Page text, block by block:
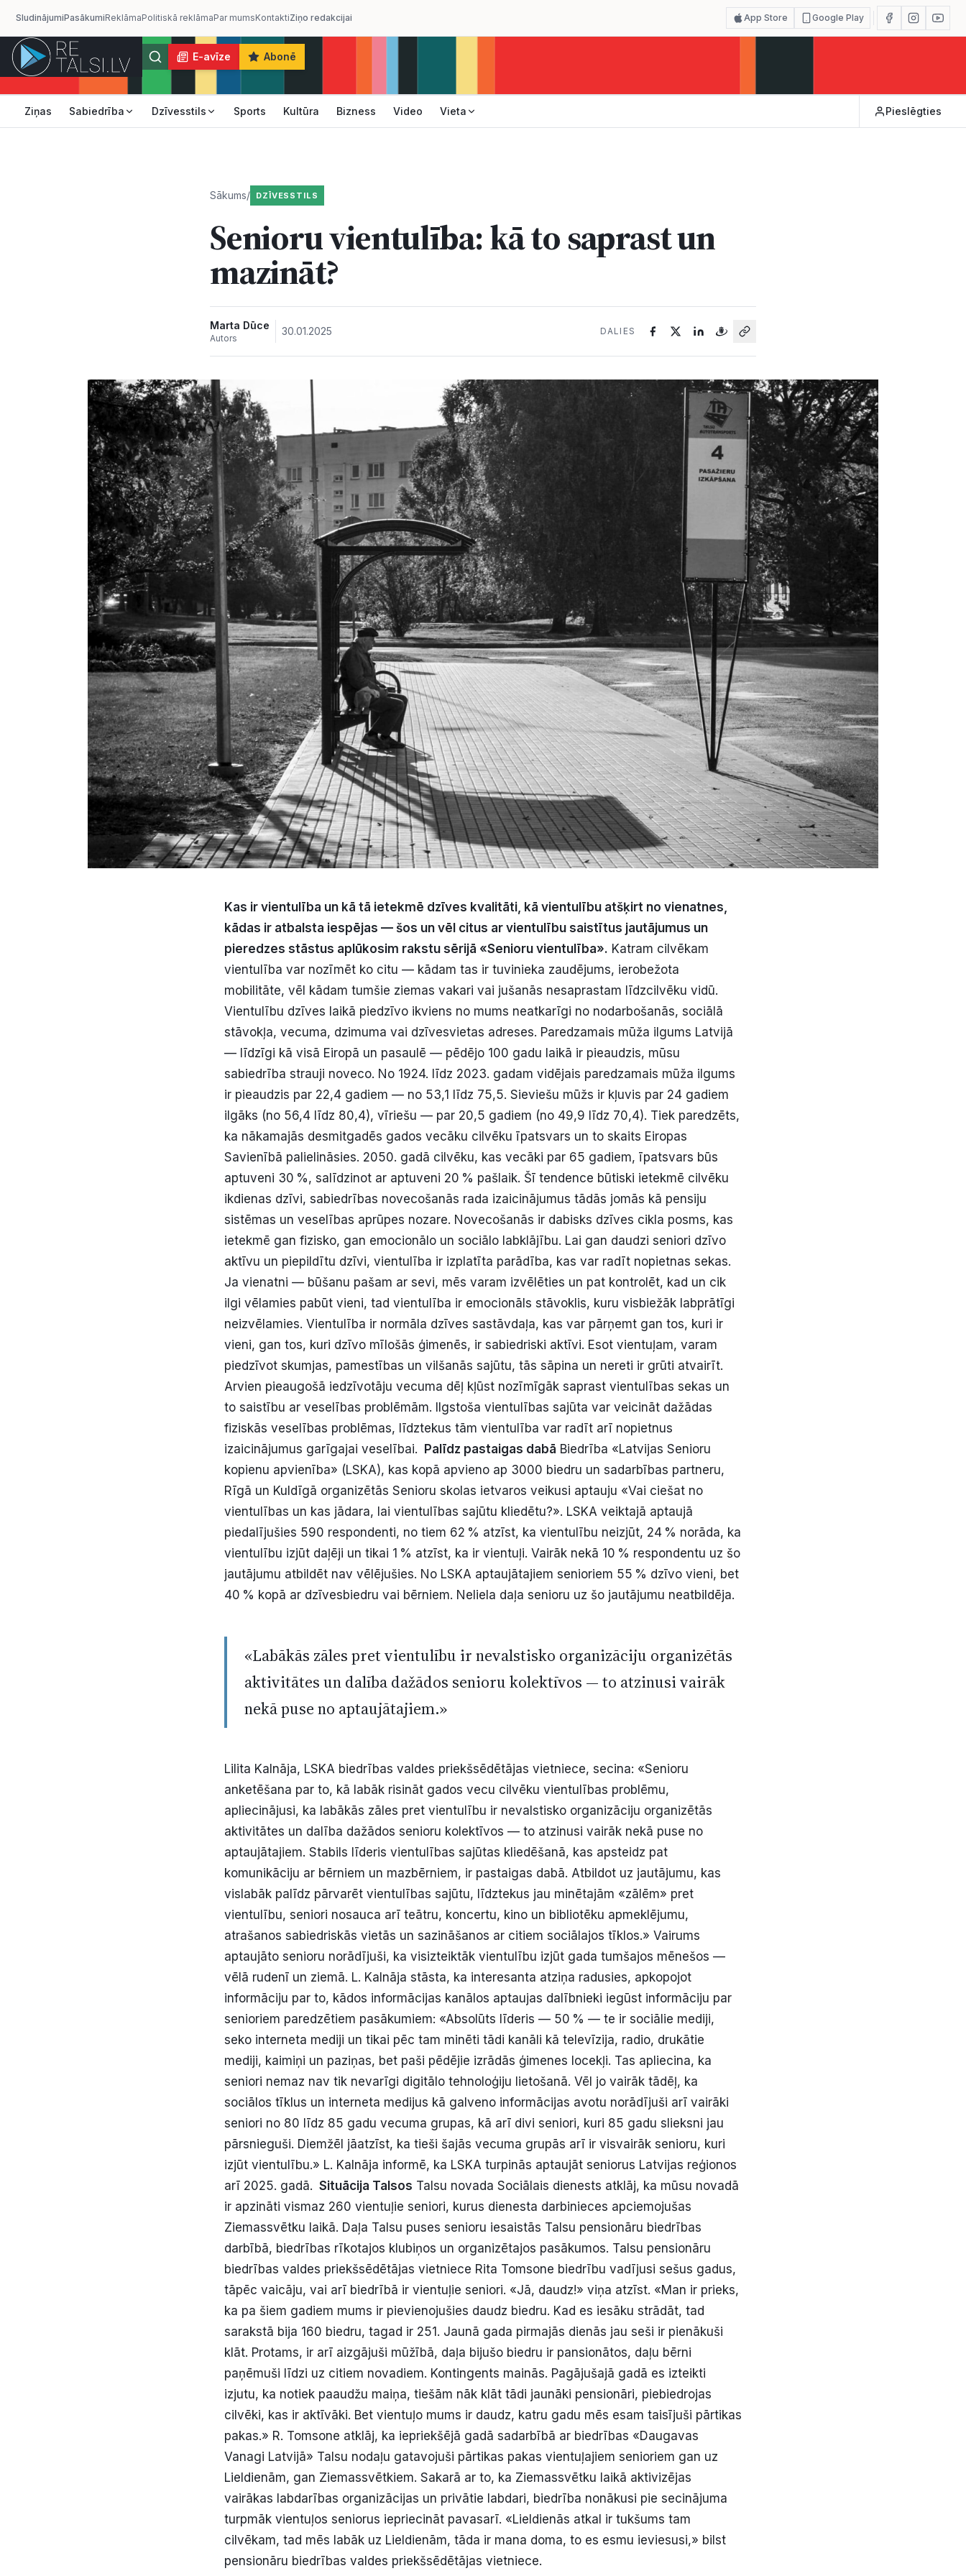
SludinājumiPasākumiReklāmaPolitiskā reklāmaPar mumsKontaktiZiņo redakcijai App Store Google Play
E-avīze Abonē
Ziņas Sabiedrība Dzīvesstils Sports Kultūra Bizness Video Vieta Pieslēgties
Sākums/ DZĪVESSTILS
Senioru vientulība: kā to saprast un
mazināt?
Marta Dūce
Autors
30.01.2025 DALIES
Kas ir vientulība un kā tā ietekmē dzīves kvalitāti, kā vientulību atšķirt no vienatnes,
kādas ir atbalsta iespējas — šos un vēl citus ar vientulību saistītus jautājumus un
pieredzes stāstus aplūkosim rakstu sērijā «Senioru vientulība». Katram cilvēkam
vientulība var nozīmēt ko citu — kādam tas ir tuvinieka zaudējums, ierobežota
mobilitāte, vēl kādam tumšie ziemas vakari vai jušanās nesaprastam līdzcilvēku vidū.
Vientulību dzīves laikā piedzīvo ikviens no mums neatkarīgi no nodarbošanās, sociālā
stāvokļa, vecuma, dzimuma vai dzīvesvietas adreses. Paredzamais mūža ilgums Latvijā
— līdzīgi kā visā Eiropā un pasaulē — pēdējo 100 gadu laikā ir pieaudzis, mūsu
sabiedrība strauji noveco. No 1924. līdz 2023. gadam vidējais paredzamais mūža ilgums
ir pieaudzis par 22,4 gadiem — no 53,1 līdz 75,5. Sieviešu mūžs ir kļuvis par 24 gadiem
ilgāks (no 56,4 līdz 80,4), vīriešu — par 20,5 gadiem (no 49,9 līdz 70,4). Tiek paredzēts,
ka nākamajās desmitgadēs gados vecāku cilvēku īpatsvars un to skaits Eiropas
Savienībā palielināsies. 2050. gadā cilvēku, kas vecāki par 65 gadiem, īpatsvars būs
aptuveni 30 %, salīdzinot ar aptuveni 20 % pašlaik. Šī tendence būtiski ietekmē cilvēku
ikdienas dzīvi, sabiedrības novecošanās rada izaicinājumus tādās jomās kā pensiju
sistēmas un veselības aprūpes nozare. Novecošanās ir dabisks dzīves cikla posms, kas
ietekmē gan fizisko, gan emocionālo un sociālo labklājību. Lai gan daudzi seniori dzīvo
aktīvu un piepildītu dzīvi, vientulība ir izplatīta parādība, kas var radīt nopietnas sekas.
Ja vienatni — būšanu pašam ar sevi, mēs varam izvēlēties un pat kontrolēt, kad un cik
ilgi vēlamies pabūt vieni, tad vientulība ir emocionāls stāvoklis, kuru visbiežāk labprātīgi
neizvēlamies. Vientulība ir normāla dzīves sastāvdaļa, kas var pārņemt gan tos, kuri ir
vieni, gan tos, kuri dzīvo mīlošās ģimenēs, ir sabiedriski aktīvi. Esot vientuļam, varam
piedzīvot skumjas, pamestības un vilšanās sajūtu, tās sāpina un nereti ir grūti atvairīt.
Arvien pieaugošā iedzīvotāju vecuma dēļ kļūst nozīmīgāk saprast vientulības sekas un
to saistību ar veselības problēmām. Ilgstoša vientulības sajūta var veicināt dažādas
fiziskās veselības problēmas, līdztekus tām vientulība var radīt arī nopietnus
izaicinājumus garīgajai veselībai. Palīdz pastaigas dabā Biedrība «Latvijas Senioru
kopienu apvienība» (LSKA), kas kopā apvieno ap 3000 biedru un sadarbības partneru,
Rīgā un Kuldīgā organizētās Senioru skolas ietvaros veikusi aptauju «Vai ciešat no
vientulības un kas jādara, lai vientulības sajūtu kliedētu?». LSKA veiktajā aptaujā
piedalījušies 590 respondenti, no tiem 62 % atzīst, ka vientulību neizjūt, 24 % norāda, ka
vientulību izjūt daļēji un tikai 1 % atzīst, ka ir vientuļi. Vairāk nekā 10 % respondentu uz šo
jautājumu atbildēt nav vēlējušies. No LSKA aptaujātajiem senioriem 55 % dzīvo vieni, bet
40 % kopā ar dzīvesbiedru vai bērniem. Neliela daļa senioru uz šo jautājumu neatbildēja.
«Labākās zāles pret vientulību ir nevalstisko organizāciju organizētās
aktivitātes un dalība dažādos senioru kolektīvos — to atzinusi vairāk
nekā puse no aptaujātajiem.»
Lilita Kalnāja, LSKA biedrības valdes priekšsēdētājas vietniece, secina: «Senioru
anketēšana par to, kā labāk risināt gados vecu cilvēku vientulības problēmu,
apliecinājusi, ka labākās zāles pret vientulību ir nevalstisko organizāciju organizētās
aktivitātes un dalība dažādos senioru kolektīvos — to atzinusi vairāk nekā puse no
aptaujātajiem. Stabils līderis vientulības sajūtas kliedēšanā, kas apsteidz pat
komunikāciju ar bērniem un mazbērniem, ir pastaigas dabā. Atbildot uz jautājumu, kas
vislabāk palīdz pārvarēt vientulības sajūtu, līdztekus jau minētajām «zālēm» pret
vientulību, seniori nosauca arī teātru, koncertu, kino un bibliotēku apmeklējumu,
atrašanos sabiedriskās vietās un sazināšanos ar citiem sociālajos tīklos.» Vairums
aptaujāto senioru norādījuši, ka visizteiktāk vientulību izjūt gada tumšajos mēnešos —
vēlā rudenī un ziemā. L. Kalnāja stāsta, ka interesanta atziņa radusies, apkopojot
informāciju par to, kādos informācijas kanālos aptaujas dalībnieki iegūst informāciju par
senioriem paredzētiem pasākumiem: «Absolūts līderis — 50 % — te ir sociālie mediji,
seko interneta mediji un tikai pēc tam minēti tādi kanāli kā televīzija, radio, drukātie
mediji, kaimiņi un paziņas, bet paši pēdējie izrādās ģimenes locekļi. Tas apliecina, ka
seniori nemaz nav tik nevarīgi digitālo tehnoloģiju lietošanā. Vēl jo vairāk tādēļ, ka
sociālos tīklus un interneta medijus kā galveno informācijas avotu norādījuši arī vairāki
seniori no 80 līdz 85 gadu vecuma grupas, kā arī divi seniori, kuri 85 gadu slieksni jau
pārsnieguši. Diemžēl jāatzīst, ka tieši šajās vecuma grupās arī ir visvairāk senioru, kuri
izjūt vientulību.» L. Kalnāja informē, ka LSKA turpinās aptaujāt seniorus Latvijas reģionos
arī 2025. gadā. Situācija Talsos Talsu novada Sociālais dienests atklāj, ka mūsu novadā
ir apzināti vismaz 260 vientuļie seniori, kurus dienesta darbinieces apciemojušas
Ziemassvētku laikā. Daļa Talsu puses senioru iesaistās Talsu pensionāru biedrības
darbībā, biedrības rīkotajos klubiņos un organizētajos pasākumos. Talsu pensionāru
biedrības valdes priekšsēdētājas vietniece Rita Tomsone biedrību vadījusi sešus gadus,
tāpēc vaicāju, vai arī biedrībā ir vientuļie seniori. «Jā, daudz!» viņa atzīst. «Man ir prieks,
ka pa šiem gadiem mums ir pievienojušies daudz biedru. Kad es iesāku strādāt, tad
sarakstā bija 160 biedru, tagad ir 251. Jaunā gada pirmajās dienās jau seši ir pienākuši
klāt. Protams, ir arī aizgājuši mūžībā, daļa bijušo biedru ir pansionātos, daļu bērni
paņēmuši līdzi uz citiem novadiem. Kontingents mainās. Pagājušajā gadā es izteikti
izjutu, ka notiek paaudžu maiņa, tiešām nāk klāt tādi jaunāki pensionāri, piebiedrojas
cilvēki, kas ir aktīvāki. Bet vientuļo mums ir daudz, katru gadu mēs esam taisījuši pārtikas
pakas.» R. Tomsone atklāj, ka iepriekšējā gadā sadarbībā ar biedrības «Daugavas
Vanagi Latvijā» Talsu nodaļu gatavojuši pārtikas pakas vientuļajiem senioriem gan uz
Lieldienām, gan Ziemassvētkiem. Sakarā ar to, ka Ziemassvētku laikā aktivizējas
vairākas labdarības organizācijas un privātie labdari, biedrība nonākusi pie secinājuma
turpmāk vientuļos seniorus iepriecināt pavasarī. «Lieldienās atkal ir tukšums tam
cilvēkam, tad mēs labāk uz Lieldienām, tāda ir mana doma, to es esmu ieviesusi,» bilst
pensionāru biedrības valdes priekšsēdētājas vietniece.